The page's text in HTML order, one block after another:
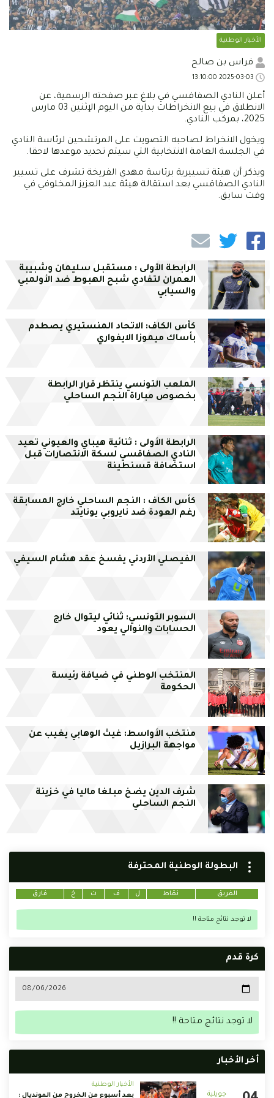
الأخبار الوطنية
فراس بن صالح
أعلن النادي الصفاقسي في بلاغ عبر صفحته الرسمية، عن
الانطلاق في بيع الانخراطات بداية من اليوم الإثنين 03 مارس
2025، بمركب النادي.
ويخول الانخراط لصاحبه التصويت على المرتشحين لرئاسة النادي
في الجلسة العامة الانتخابية التي سيتم تحديد موعدها لاحقا.
ويذكر أن هيئة تسييرية برئاسة مهدي الفريخة تشرف على تسيير
النادي الصفاقسي بعد استقالة هيئة عبد العزيز المخلوفي في
وقت سابق.
الرابطة الأولى : مستقبل سليمان وشبيبة
العمران لتفادي شبح الهبوط ضد الأولمبي
والسيابي
كأس الكاف: الاتحاد المنستيري يصطدم
بأساك ميموزا الايفواري
الملعب التونسي ينتظر قرار الرابطة
بخصوص مباراة النجم الساحلي
الرابطة الأولى : ثنائية هيباي والعيوني تعيد
النادي الصفاقسي لسكة الانتصارات قبل
استضافة قسنطينة
كأس الكاف : النجم الساحلي خارج المسابقة
رغم العودة ضد نايروبي يونايتد
الفيصلي الأردني يفسخ عقد هشام السيفي
السوبر التونسي: ثنائي ليتوال خارج
الحسابات والنوالي يعود
المنتخب الوطني في ضيافة رئيسة
الحكومة
منتخب الأواسط: غيث الوهابي يغيب عن
مواجهة البرازيل
شرف الدين يضخ مبلغا ماليا في خزينة
النجم الساحلي
البطولة الوطنية المحترفة
الفريق نقاط ل ف ت خ فارق
لا توجد نتائج متاحة !!
كرة قدم
لا توجد نتائج متاحة !!
أخر الأخبار
الأخبار الوطنية
بعد أسبوع من الخروج من المونديال :